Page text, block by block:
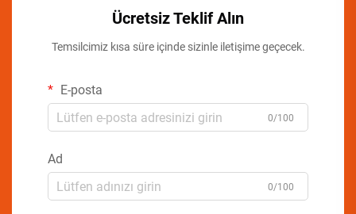
Ücretsiz Teklif Alın
Temsilcimiz kısa süre içinde sizinle iletişime geçecek.
E-posta
0/100
Ad
0/100